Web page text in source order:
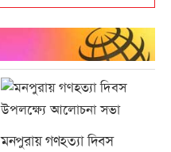
মনপুরায় গণহত্যা দিবস